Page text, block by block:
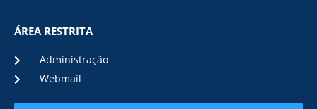
ÁREA RESTRITA
Administração
Webmail